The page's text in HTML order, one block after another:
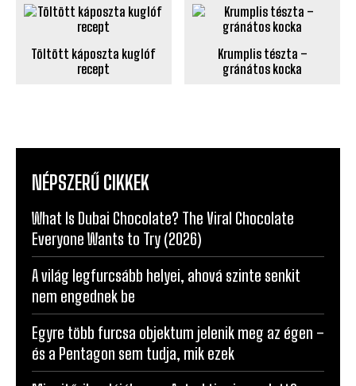
Töltött káposzta kuglóf
recept
Krumplis tészta –
gránátos kocka
NÉPSZERŰ CIKKEK
Everyone Wants to Try (2026)
A világ legfurcsább helyei, ahová szinte senkit
nem engednek be
Egyre több furcsa objektum jelenik meg az égen –
és a Pentagon sem tudja, mik ezek
Mi rejtőzik valójában az Antarktisz jege alatt?